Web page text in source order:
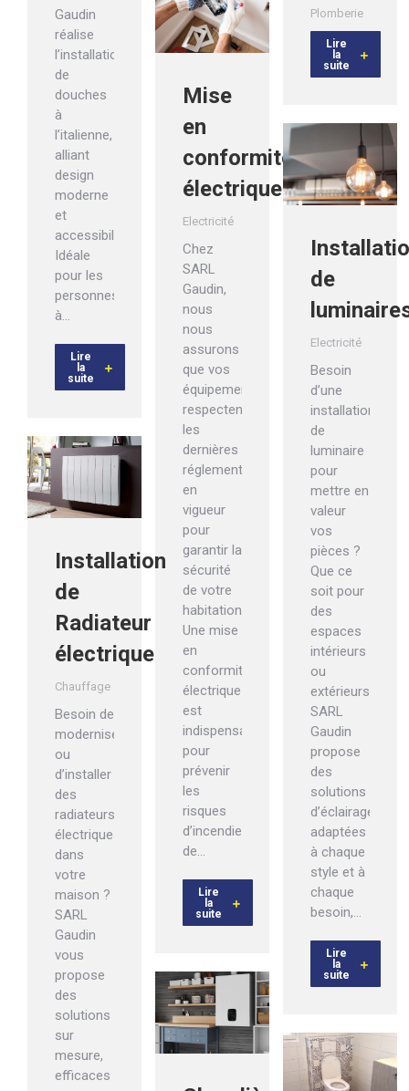
Gaudin
réalise
l’installation
de
douches
à
l’italienne,
alliant
design
moderne
et
accessibilité.
Idéale
pour les
personnes
à…
Lire
la
suite
Plomberie
Lire
la
suite
Mise
en
conformité
électrique
Electricité
Chez
SARL
Gaudin,
nous
nous
assurons
que vos
équipements
respectent
les
dernières
réglementations
en
vigueur
pour
garantir la
sécurité
de votre
habitation.
Une mise
en
conformité
électrique
est
indispensable
pour
prévenir
les
risques
d’incendie,
de…
Lire
la
suite
de
Electricité
Besoin
d’une
installation
de
luminaire
pour
mettre en
valeur
vos
pièces ?
Que ce
soit pour
des
espaces
intérieurs
ou
extérieurs,
SARL
Gaudin
propose
des
solutions
d’éclairage
adaptées
à chaque
style et à
chaque
besoin,…
Lire
la
suite
Installation
de
Radiateur
électrique
Chauffage
Besoin de
moderniser
ou
d’installer
des
radiateurs
électriques
dans
votre
maison ?
SARL
Gaudin
vous
propose
des
solutions
sur
mesure,
efficaces